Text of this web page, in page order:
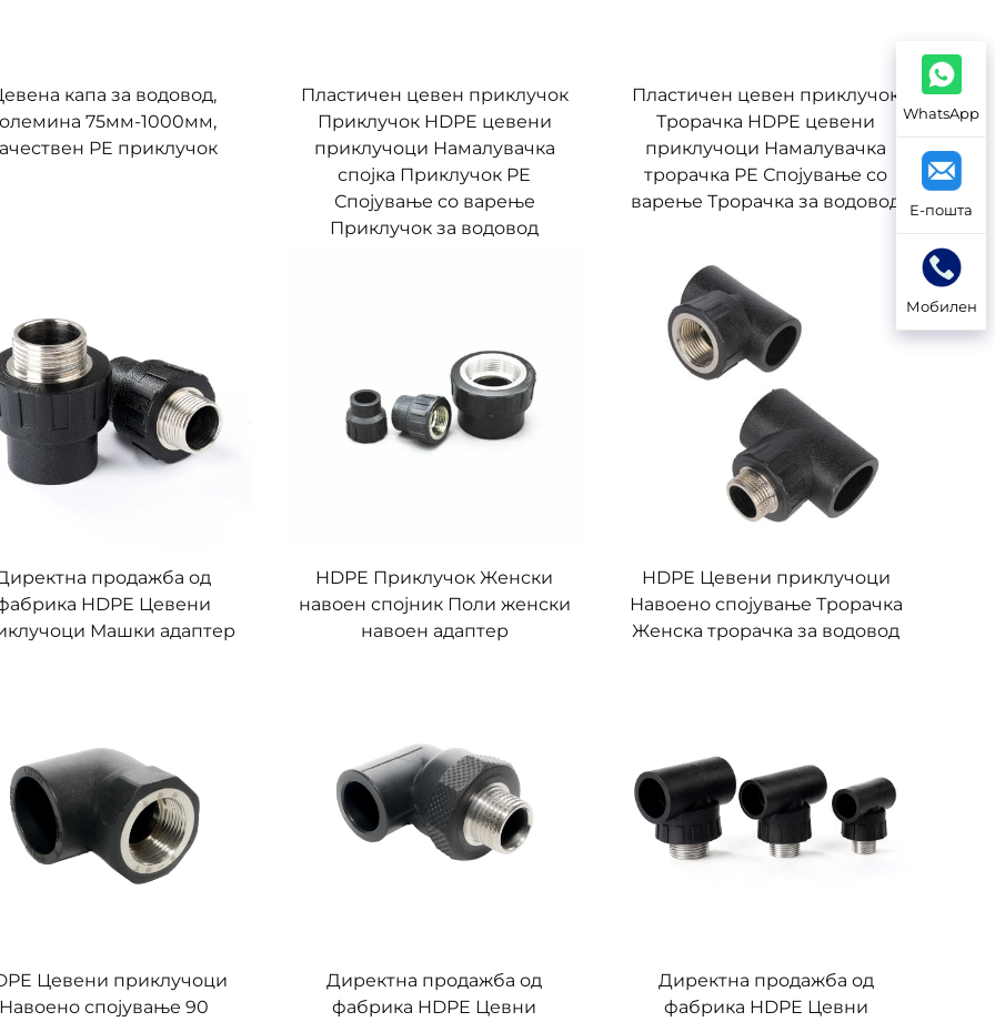
капа за водовод,
75мм-1000мм,
PE приклучок
Пластичен цевен приклучок
Приклучок HDPE цевени
приклучоци Намалувачка
спојка Приклучок PE
Спојување со варење
Приклучок за водовод
Пластичен цевен приклучок
Трорачка HDPE цевени
приклучоци Намалувачка
трорачка PE Спојување со
варење Трорачка за водовод
продажба од
HDPE Цевени
Машки адаптер
HDPE Приклучок Женски
навоен спојник Поли женски
навоен адаптер
HDPE Цевени приклучоци
Навоено спојување Трорачка
Женска трорачка за водовод
Цевени приклучоци
спојување 90
Директна продажба од
фабрика HDPE Цевни
Директна продажба од
фабрика HDPE Цевни
WhatsApp
Е-пошта
Мобилен